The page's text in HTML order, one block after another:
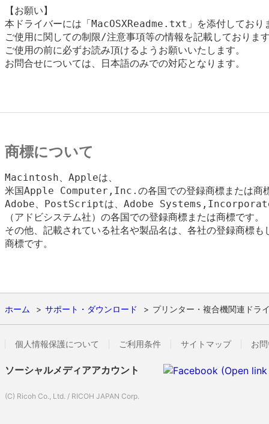
【お願い】
本ドライバーには「MacOSXReadme.txt」を添付しており
ご使用に関しての制限/注意事項等の情報を記載しておりま
ご使用の前に必ずお読み頂けるようお願いいたします。
お問合せについては、日本語のみでの対応となります。
商標について
Macintosh、Appleは、
米国Apple Computer,Inc.の各国での登録商標または商
Adobe、PostScriptは、Adobe
（アドビシステム社）の各国での登録商標または商標です。
その他、記載されている社名や製品名は、各社の登録商標も
商標です。
ホーム サポート・ダウンロード プリンター・複合機関連ドラ
個人情報保護について ご利用条件 サイトマップ お
ソーシャルメディアアカウント
(C) Ricoh Co., Ltd. / RICOH JAPAN Corp.